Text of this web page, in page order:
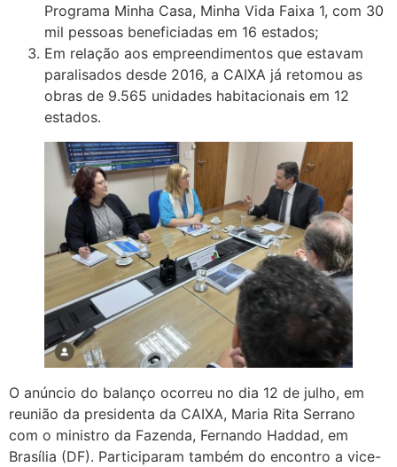
Programa Minha Casa, Minha Vida Faixa 1, com 30
mil pessoas beneficiadas em 16 estados;
Em relação aos empreendimentos que estavam
paralisados desde 2016, a CAIXA já retomou as
obras de 9.565 unidades habitacionais em 12
estados.
O anúncio do balanço ocorreu no dia 12 de julho, em
reunião da presidenta da CAIXA, Maria Rita Serrano
com o ministro da Fazenda, Fernando Haddad, em
Brasília (DF). Participaram também do encontro a vice-